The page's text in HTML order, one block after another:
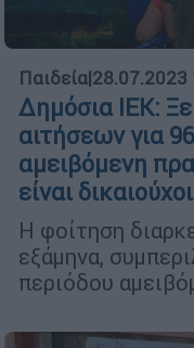
Παιδεία|28.07.2023
Δημόσια ΙΕΚ:
αιτήσεων για
αμειβόμενη
είναι δικαιούχοι
Η φοίτηση
εξάμηνα,
περιόδου